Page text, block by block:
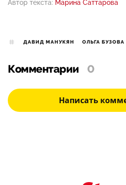
Автор текста: Марина Саттарова
ДАВИД МАНУКЯН ОЛЬГА БУЗОВА
Комментарии 0
Написать